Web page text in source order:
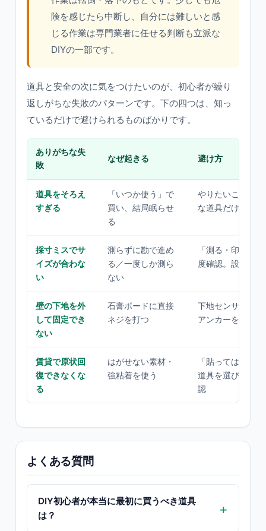
険を感じたら中断し、自分には難しいと感
じる作業は専門業者に任せる判断も立派な
DIYの一部です。
道具と安全の次に気をつけたいのが、初心者が繰り
返しがちな失敗のパターンです。下の四つは、知っ
ているだけで避けられるものばかりです。
ありがちな失
敗
なぜ起きる 避け方
道具をそろえ
すぎる
「いつか使う」で
買い、結局眠らせ
る
やりたいことを
な道具だけを一
採寸ミスでサ
イズが合わな
い
測らずに勘で進め
る／一度しか測ら
ない
「測る・印をつ
度確認。設計図
壁の下地を外
して固定でき
ない
石膏ボードに直接
ネジを打つ
下地センサーで
アンカーを使い
賃貸で原状回
復できなくな
る
はがせない素材・
強粘着を使う
「貼ってはがせ
道具を選び、事
認
よくある質問
DIY初心者が本当に最初に買うべき道具
は？